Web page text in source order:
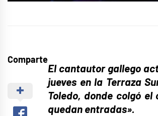
Comparte
El cantautor gallego
jueves en la Terraza
Toledo, donde colgó el
quedan entradas».